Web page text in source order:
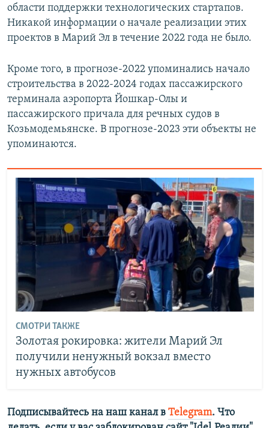
области поддержки технологических стартапов.
Никакой информации о начале реализации этих
проектов в Марий Эл в течение 2022 года не было.
Кроме того, в прогнозе-2022 упоминались начало
строительства в 2022-2024 годах пассажирского
терминала аэропорта Йошкар-Олы и
пассажирского причала для речных судов в
Козьмодемьянске. В прогнозе-2023 эти объекты не
упоминаются.
СМОТРИ ТАКЖЕ
Золотая рокировка: жители Марий Эл
получили ненужный вокзал вместо
нужных автобусов
Подписывайтесь на наш канал в Telegram. Что